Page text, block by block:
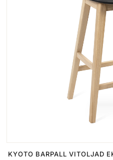
KYOTO BARPALL VITOLJAD